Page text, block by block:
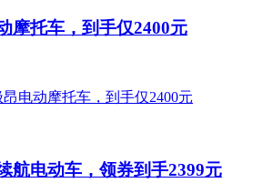
摩托车，到手仅2400元
航电动车，领券到手2399元